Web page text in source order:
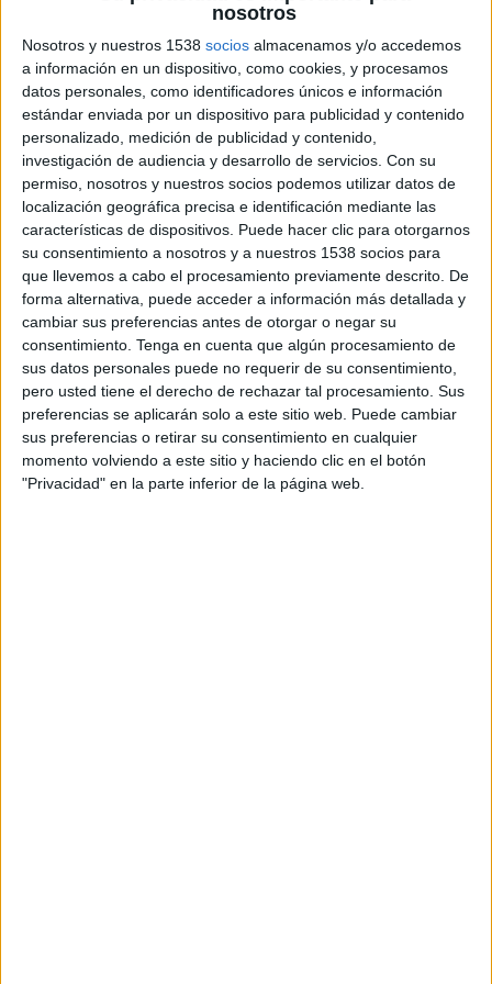
nosotros
Nosotros y nuestros 1538 socios almacenamos y/o accedemos
a información en un dispositivo, como cookies, y procesamos
datos personales, como identificadores únicos e información
estándar enviada por un dispositivo para publicidad y contenido
personalizado, medición de publicidad y contenido,
investigación de audiencia y desarrollo de servicios. Con su
permiso, nosotros y nuestros socios podemos utilizar datos de
localización geográfica precisa e identificación mediante las
características de dispositivos. Puede hacer clic para otorgarnos
su consentimiento a nosotros y a nuestros 1538 socios para
que llevemos a cabo el procesamiento previamente descrito. De
forma alternativa, puede acceder a información más detallada y
cambiar sus preferencias antes de otorgar o negar su
consentimiento. Tenga en cuenta que algún procesamiento de
sus datos personales puede no requerir de su consentimiento,
pero usted tiene el derecho de rechazar tal procesamiento. Sus
preferencias se aplicarán solo a este sitio web. Puede cambiar
sus preferencias o retirar su consentimiento en cualquier
momento volviendo a este sitio y haciendo clic en el botón
"Privacidad" en la parte inferior de la página web.
No només això, un cop dins el veïnat es pot
observar com s'han talat arbres, deixant-los
caure al mig de la pista forestal per evitar el pas
de vehicles. Aquest fet suposa un greu perill ja
que impossibilita que serveis d'emergència com
elsBombers de la Generalitathi puguin accedir
en cas d'incendi o unaccidentper la zona.
La muntanya
Requesens és un indret emblemàtic amb
destacables de patrimoni cultural, arqueològic i
arquitectònic, des del neolític al segle XIX.